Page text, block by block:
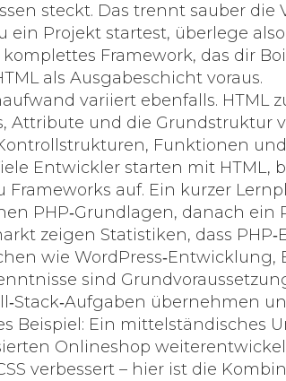
steckt. Das trennt sauber
ein Projekt startest, überlege
Framework, das dir
als Ausgabeschicht voraus.
variiert ebenfalls. HTML
Attribute und die Grundstruktur
Funktionen
Entwickler starten mit HTML,
Frameworks auf. Ein kurzer
PHP‑Grundlagen, danach
zeigen Statistiken, dass
wie WordPress‑Entwicklung,
sind
übernehmen
Beispiel: Ein mittelständisches
Onlineshop
verbessert – hier ist die